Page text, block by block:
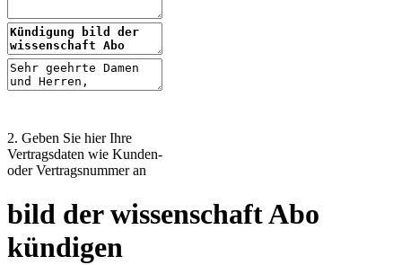
2. Geben Sie hier Ihre
Vertragsdaten wie Kunden-
oder Vertragsnummer an
bild der wissenschaft Abo
kündigen